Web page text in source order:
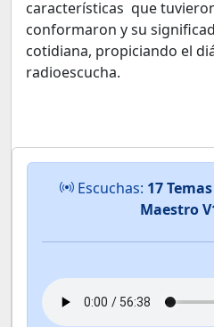
características que
conformaron y su
cotidiana, propiciando el
radioescucha.
Escuchas: 17
Maestro